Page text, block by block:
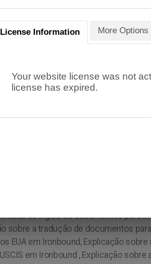
License Information More Options
Your website license was not
license has expired.